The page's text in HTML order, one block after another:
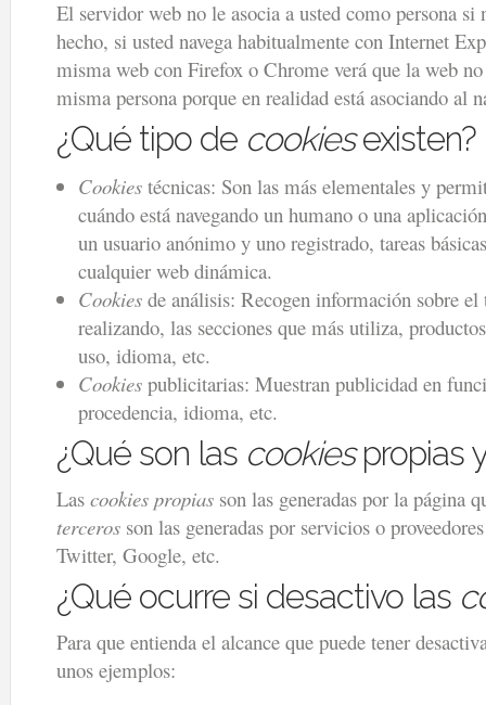
El servidor web no le asocia a usted como persona si
hecho, si usted navega habitualmente con Internet
misma web con Firefox o Chrome verá que la web no
misma persona porque en realidad está asociando al
¿Qué tipo de cookiesexisten?
Cookies técnicas: Son las más elementales y
cuándo está navegando un humano o una
un usuario anónimo y uno registrado, tareas
cualquier web dinámica.
Cookies de análisis: Recogen información sobre el
realizando, las secciones que más utiliza,
uso, idioma, etc.
Cookies publicitarias: Muestran publicidad en
procedencia, idioma, etc.
¿Qué son las cookiespropias
Las cookies propias son las generadas por la página
terceros son las generadas por servicios o
Twitter, Google, etc.
¿Qué ocurre si desactivo las
Para que entienda el alcance que puede tener
unos ejemplos: